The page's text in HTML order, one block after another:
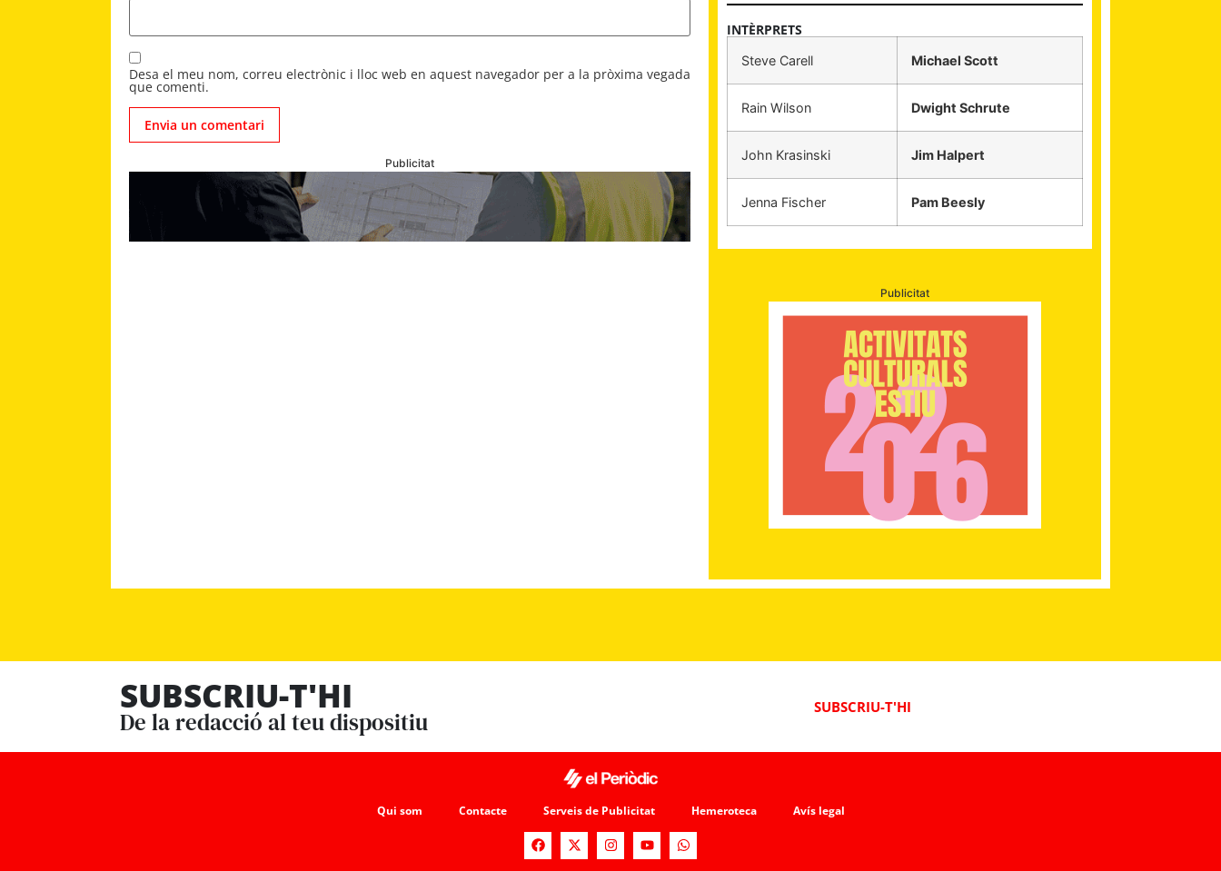
Desa el meu nom, correu electrònic i lloc web en aquest navegador per a la pròxima vegada
que comenti.
Publicitat
INTÈRPRETS
Steve Carell Michael Scott
Rain Wilson Dwight Schrute
John Krasinski Jim Halpert
Jenna Fischer Pam Beesly
Publicitat
SUBSCRIU-T'HI
De la redacció al teu dispositiu
SUBSCRIU-T'HI
Qui som Contacte Serveis de Publicitat Hemeroteca Avís legal